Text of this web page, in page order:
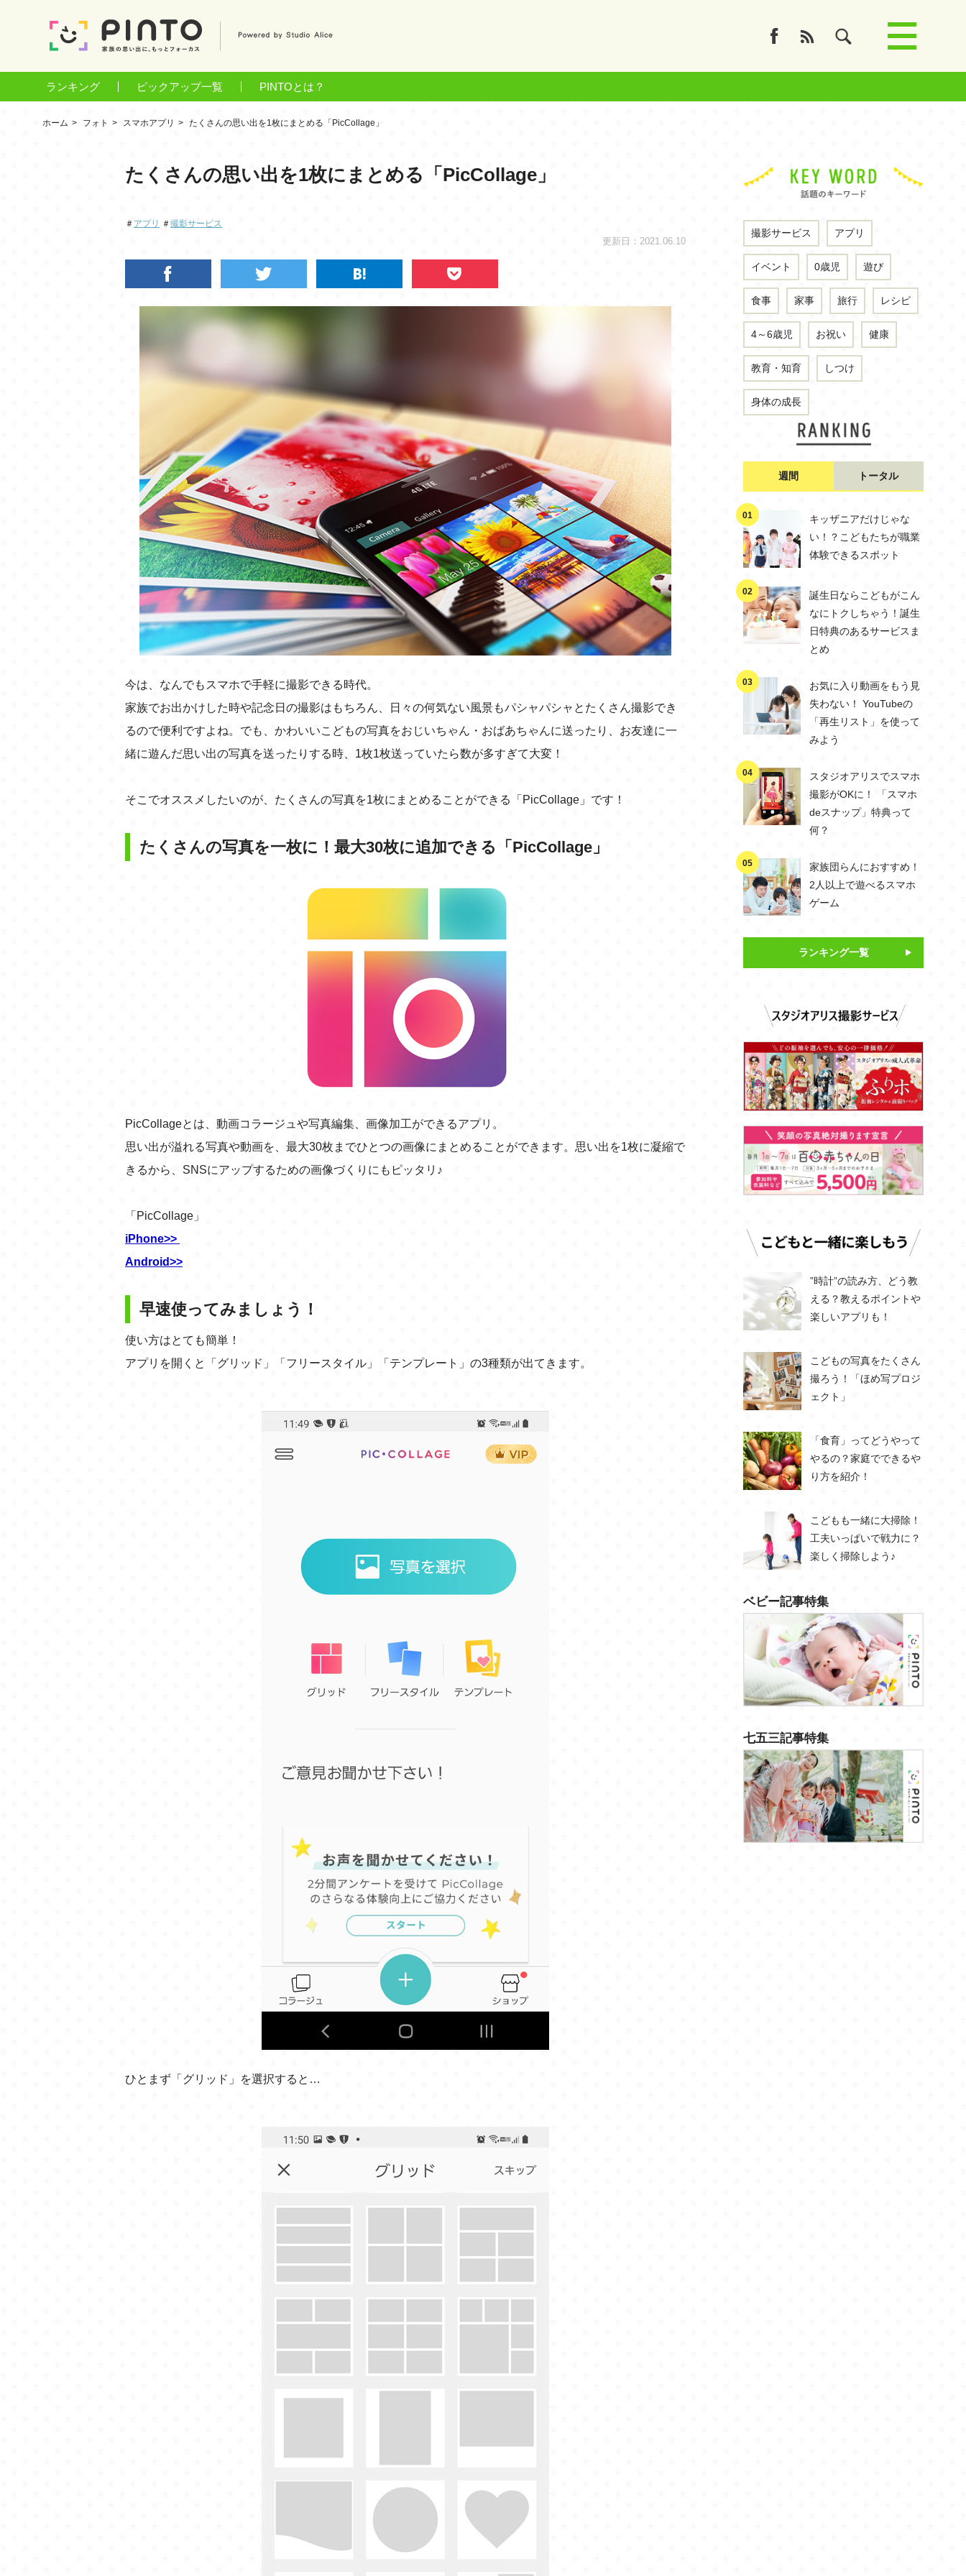
ランキング ピックアップ一覧 PINTOとは？
ホーム フォト スマホアプリ たくさんの思い出を1枚にまとめる「PicCollage」
たくさんの思い出を1枚にまとめる「PicCollage」
＃ アプリ ＃撮影サービス
更新日：2021.06.10
今は、なんでもスマホで手軽に撮影できる時代。
家族でお出かけした時や記念日の撮影はもちろん、日々の何気ない風景もパシャパシャとたくさん撮影でき
るので便利ですよね。でも、かわいいこどもの写真をおじいちゃん・おばあちゃんに送ったり、お友達に一
緒に遊んだ思い出の写真を送ったりする時、1枚1枚送っていたら数が多すぎて大変！
そこでオススメしたいのが、たくさんの写真を1枚にまとめることができる「PicCollage」です！
たくさんの写真を一枚に！最大30枚に追加できる「PicCollage」
PicCollageとは、動画コラージュや写真編集、画像加工ができるアプリ。
思い出が溢れる写真や動画を、最大30枚までひとつの画像にまとめることができます。思い出を1枚に凝縮で
きるから、SNSにアップするための画像づくりにもピッタリ♪
「PicCollage」
iPhone>>
Android>>
早速使ってみましょう！
使い方はとても簡単！
アプリを開くと「グリッド」「フリースタイル」「テンプレート」の3種類が出てきます。
ひとまず「グリッド」を選択すると…
撮影サービス アプリ
イベント 0歳児 遊び
食事 家事 旅行 レシピ
4～6歳児 お祝い 健康
教育・知育 しつけ
身体の成長
週間 トータル
キッザニアだけじゃな
い！？こどもたちが職業
体験できるスポット
誕生日ならこどもがこん
なにトクしちゃう！誕生
日特典のあるサービスま
とめ
お気に入り動画をもう見
失わない！ YouTubeの
「再生リスト」を使って
みよう
スタジオアリスでスマホ
撮影がOKに！ 「スマホ
deスナップ」特典って
何？
家族団らんにおすすめ！
2人以上で遊べるスマホ
ゲーム
ランキング一覧
”時計”の読み方、どう教
える？教えるポイントや
楽しいアプリも！
こどもの写真をたくさん
撮ろう！「ほめ写プロジ
ェクト」
「食育」ってどうやって
やるの？家庭でできるや
り方を紹介！
こどもも一緒に大掃除！
工夫いっぱいで戦力に？
楽しく掃除しよう♪
ベビー記事特集
七五三記事特集